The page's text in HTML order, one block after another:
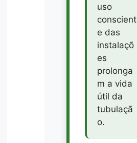
uso
conscient
e das
instalaçõ
es
prolonga
m a vida
útil da
tubulaçã
o.